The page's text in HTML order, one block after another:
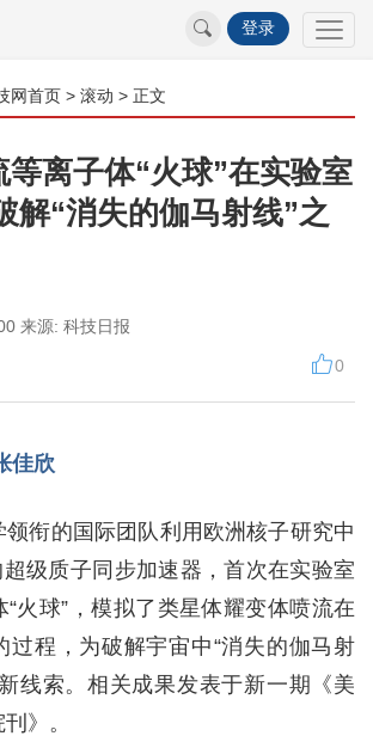
登录
网首页 > 滚动 > 正文
离子体“火球”在实验室
解“消失的伽马射线”之
来源: 科技日报
0
佳欣
领衔的国际团队利用欧洲核子研究中
级质子同步加速器，首次在实验室
火球”，模拟了类星体耀变体喷流在
过程，为破解宇宙中“消失的伽马射
线索。相关成果发表于新一期《美
》。